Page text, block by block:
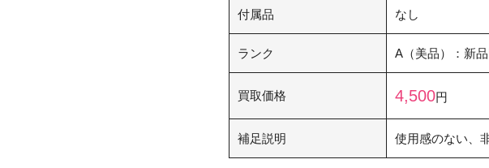
付属品 なし
ランク A（美品）：新
買取価格 4,500円
補足説明 使用感のない、